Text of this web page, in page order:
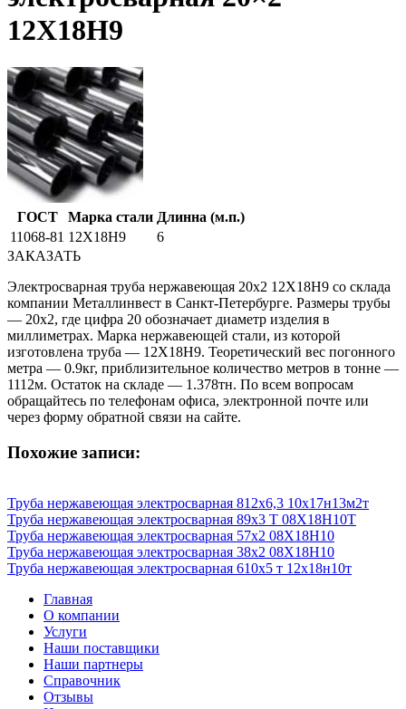
12Х18Н9
ГОСТ Марка стали Длинна (м.п.)
11068-81 12Х18Н9
6
ЗАКАЗАТЬ
Электросварная труба нержавеющая 20х2 12Х18Н9 со склада
компании Металлинвест в Санкт-Петербурге. Размеры трубы
— 20х2, где цифра 20 обозначает диаметр изделия в
миллиметрах. Марка нержавеющей стали, из которой
изготовлена труба — 12Х18Н9. Теоретический вес погонного
метра — 0.9кг, приблизительное количество метров в тонне —
1112м. Остаток на складе — 1.378тн. По всем вопросам
обращайтесь по телефонам офиса, электронной почте или
через форму обратной связи на сайте.
Похожие записи:
Труба нержавеющая электросварная 812х6,3 10х17н13м2т
Труба нержавеющая электросварная 89х3 Т 08Х18Н10Т
Труба нержавеющая электросварная 57х2 08Х18Н10
Труба нержавеющая электросварная 38х2 08Х18Н10
Труба нержавеющая электросварная 610х5 т 12х18н10т
Главная
О компании
Услуги
Наши поставщики
Наши партнеры
Справочник
Отзывы